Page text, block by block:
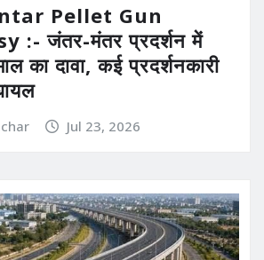
Pellet Gun
:- जंतर-मंतर प्रदर्शन में
का दावा, कई प्रदर्शनकारी
Jul 23, 2026